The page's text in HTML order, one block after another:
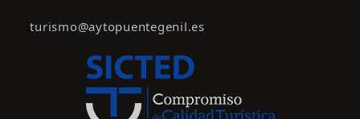
turismo@aytopuentegenil.es